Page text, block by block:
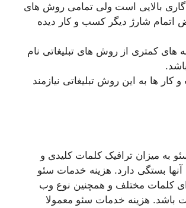
بالایی است ولی تمامی روش های
اتمام شارژ دیگر کسب و کار دیده
های کمتری از روش های تبلیغاتی نام
کار ها به این روش تبلیغاتی نیازمند
به میزان ترافیک کلمات کلیدی و
بستگی دارد. هزینه خدمات سئو
کلمات مختلف و همچنین نوع وب
باشد. هزینه خدمات سئو معمولا